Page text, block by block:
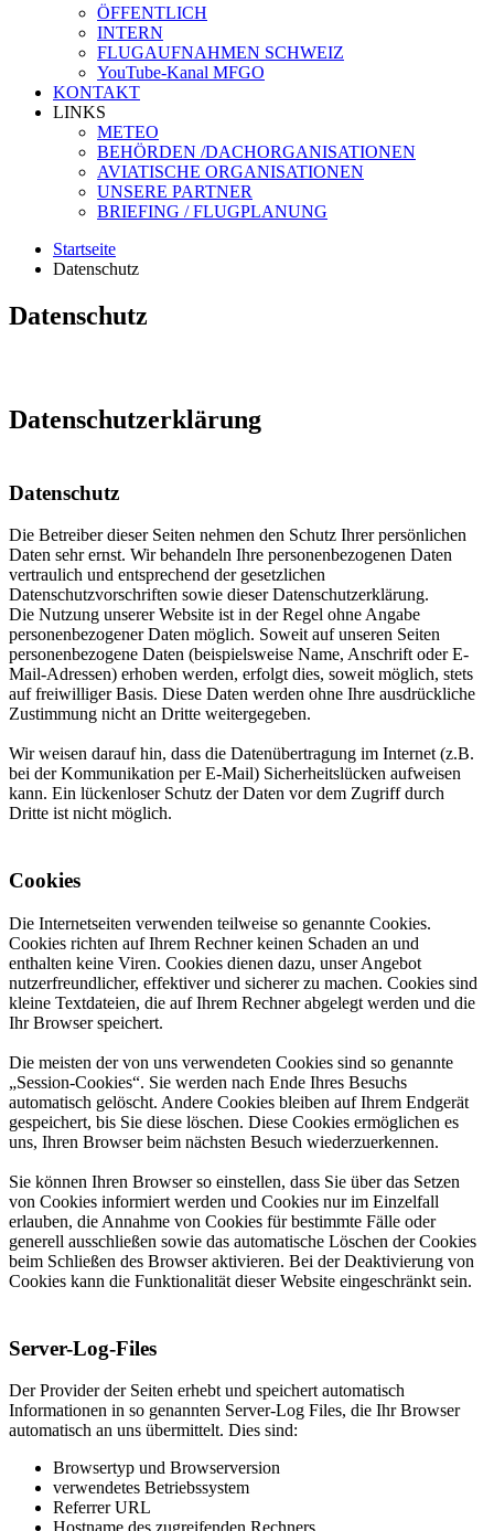
ÖFFENTLICH
INTERN
FLUGAUFNAHMEN SCHWEIZ
YouTube-Kanal MFGO
KONTAKT
LINKS
METEO
BEHÖRDEN /DACHORGANISATIONEN
AVIATISCHE ORGANISATIONEN
UNSERE PARTNER
BRIEFING / FLUGPLANUNG
Startseite
Datenschutz
Datenschutz
Datenschutzerklärung
Datenschutz
Die Betreiber dieser Seiten nehmen den Schutz Ihrer persönlichen
Daten sehr ernst. Wir behandeln Ihre personenbezogenen Daten
vertraulich und entsprechend der gesetzlichen
Datenschutzvorschriften sowie dieser Datenschutzerklärung.
Die Nutzung unserer Website ist in der Regel ohne Angabe
personenbezogener Daten möglich. Soweit auf unseren Seiten
personenbezogene Daten (beispielsweise Name, Anschrift oder E-
Mail-Adressen) erhoben werden, erfolgt dies, soweit möglich, stets
auf freiwilliger Basis. Diese Daten werden ohne Ihre ausdrückliche
Zustimmung nicht an Dritte weitergegeben.
Wir weisen darauf hin, dass die Datenübertragung im Internet (z.B.
bei der Kommunikation per E-Mail) Sicherheitslücken aufweisen
kann. Ein lückenloser Schutz der Daten vor dem Zugriff durch
Dritte ist nicht möglich.
Cookies
Die Internetseiten verwenden teilweise so genannte Cookies.
Cookies richten auf Ihrem Rechner keinen Schaden an und
enthalten keine Viren. Cookies dienen dazu, unser Angebot
nutzerfreundlicher, effektiver und sicherer zu machen. Cookies sind
kleine Textdateien, die auf Ihrem Rechner abgelegt werden und die
Ihr Browser speichert.
Die meisten der von uns verwendeten Cookies sind so genannte
„Session-Cookies“. Sie werden nach Ende Ihres Besuchs
automatisch gelöscht. Andere Cookies bleiben auf Ihrem Endgerät
gespeichert, bis Sie diese löschen. Diese Cookies ermöglichen es
uns, Ihren Browser beim nächsten Besuch wiederzuerkennen.
Sie können Ihren Browser so einstellen, dass Sie über das Setzen
von Cookies informiert werden und Cookies nur im Einzelfall
erlauben, die Annahme von Cookies für bestimmte Fälle oder
generell ausschließen sowie das automatische Löschen der Cookies
beim Schließen des Browser aktivieren. Bei der Deaktivierung von
Cookies kann die Funktionalität dieser Website eingeschränkt sein.
Server-Log-Files
Der Provider der Seiten erhebt und speichert automatisch
Informationen in so genannten Server-Log Files, die Ihr Browser
automatisch an uns übermittelt. Dies sind:
Browsertyp und Browserversion
verwendetes Betriebssystem
Referrer URL